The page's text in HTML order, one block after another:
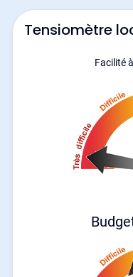
Tensiomètre
Facilité